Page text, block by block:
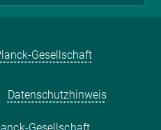
Gesellschaft
Datenschutzhinweis